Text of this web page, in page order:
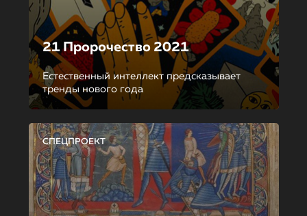
21 Пророчество 2021
Естественный интеллект предсказывает
тренды нового года
СПЕЦПРОЕКТ